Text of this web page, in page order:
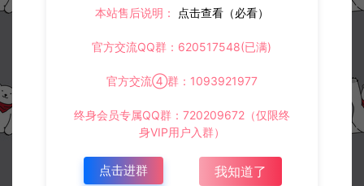
+分块上传+详细搭建教程 https://www.lyzwlkj.vip/12344/wzym/
冷雨泽ღ 默认解压密码：www.lyzwlkj.vip 复
本站售后说明： 点击查看（必看）
官方交流QQ群：620517548(已满)
官方交流④群：1093921977
终身会员专属QQ群：720209672（仅限终
身VIP用户入群）
点击进群 我知道了